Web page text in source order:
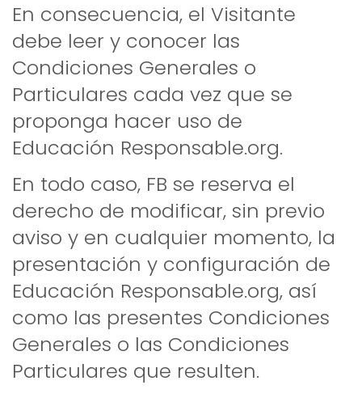
En consecuencia, el Visitante
debe leer y conocer las
Condiciones Generales o
Particulares cada vez que se
proponga hacer uso de
Educación Responsable.org.
En todo caso, FB se reserva el
derecho de modificar, sin previo
aviso y en cualquier momento, la
presentación y configuración de
Educación Responsable.org, así
como las presentes Condiciones
Generales o las Condiciones
Particulares que resulten.